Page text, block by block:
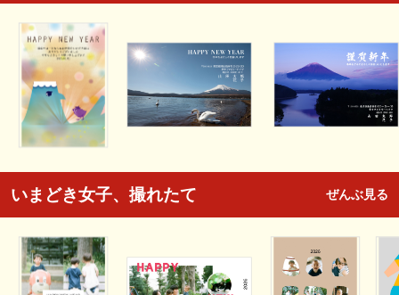
いまどき女子、撮れたて ぜんぶ見る